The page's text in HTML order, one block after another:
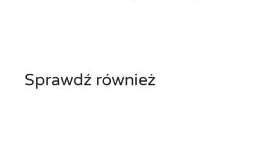
Sprawdź również